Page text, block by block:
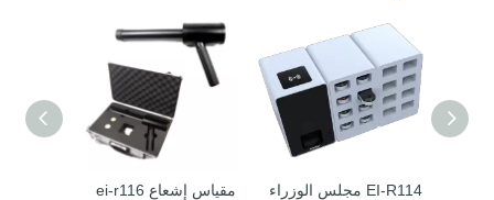
مقياس إشعاع ei-r116
EI-R114 مجلس الوزراء